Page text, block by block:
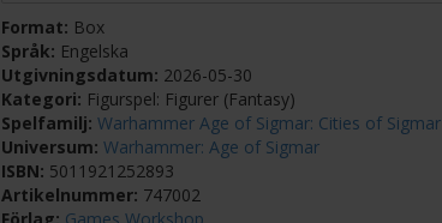
Format: Box
Språk: Engelska
Utgivningsdatum: 2026-05-30
Kategori: Figurspel: Figurer (Fantasy)
Spelfamilj:Warhammer Age of Sigmar: Cities of Sigmar
Universum:Warhammer: Age of Sigmar
ISBN: 5011921252893
Artikelnummer: 747002